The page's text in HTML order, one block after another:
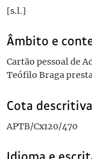
[s.l.]
Âmbito e
Cartão pessoal de
Teófilo Braga
Cota descritiva
APTB/Cx120/470